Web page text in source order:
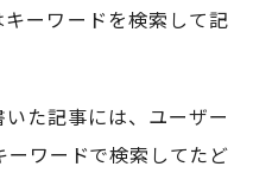
ーワードを検索して記
た記事には、ユーザー
ワードで検索してたど